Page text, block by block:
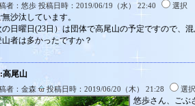
者：悠歩 投稿日時：2019/06/19（水） 22:40 選択
無沙汰しています。
の日曜日(23日）は団体で高尾山の予定ですので、
山者は多かったですか？
高尾山
者：金森 投稿日時：2019/06/20（木） 21:28 選択
悠歩さん、ごぶ